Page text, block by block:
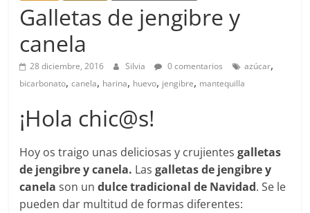
Galletas de jengibre y
canela
28 diciembre, 2016 Silvia 0 comentarios azúcar,
bicarbonato,canela, harina, huevo, jengibre, mantequilla
¡Hola chic@s!
Hoy os traigo unas deliciosas y crujientesgalletas
de jengibre y canela. Lasgalletas de jengibre y
canela son undulce tradicional de Navidad. Se le
pueden dar multitud de formas diferentes: